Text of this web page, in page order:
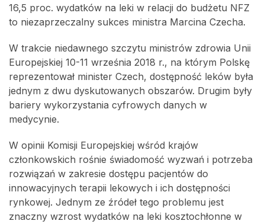
16,5 proc. wydatków na leki w relacji do budżetu NFZ
to niezaprzeczalny sukces ministra Marcina Czecha.
W trakcie niedawnego szczytu ministrów zdrowia Unii
Europejskiej 10-11 września 2018 r., na którym Polskę
reprezentował minister Czech, dostępność leków była
jednym z dwu dyskutowanych obszarów. Drugim były
bariery wykorzystania cyfrowych danych w
medycynie.
W opinii Komisji Europejskiej wśród krajów
członkowskich rośnie świadomość wyzwań i potrzeba
rozwiązań w zakresie dostępu pacjentów do
innowacyjnych terapii lekowych i ich dostępności
rynkowej. Jednym ze źródeł tego problemu jest
znaczny wzrost wydatków na leki kosztochłonne w